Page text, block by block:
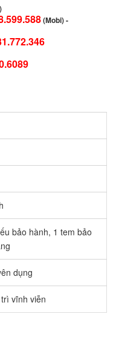
(Mobi) -
bảo hành, 1 tem bảo
dụng
vĩnh viễn